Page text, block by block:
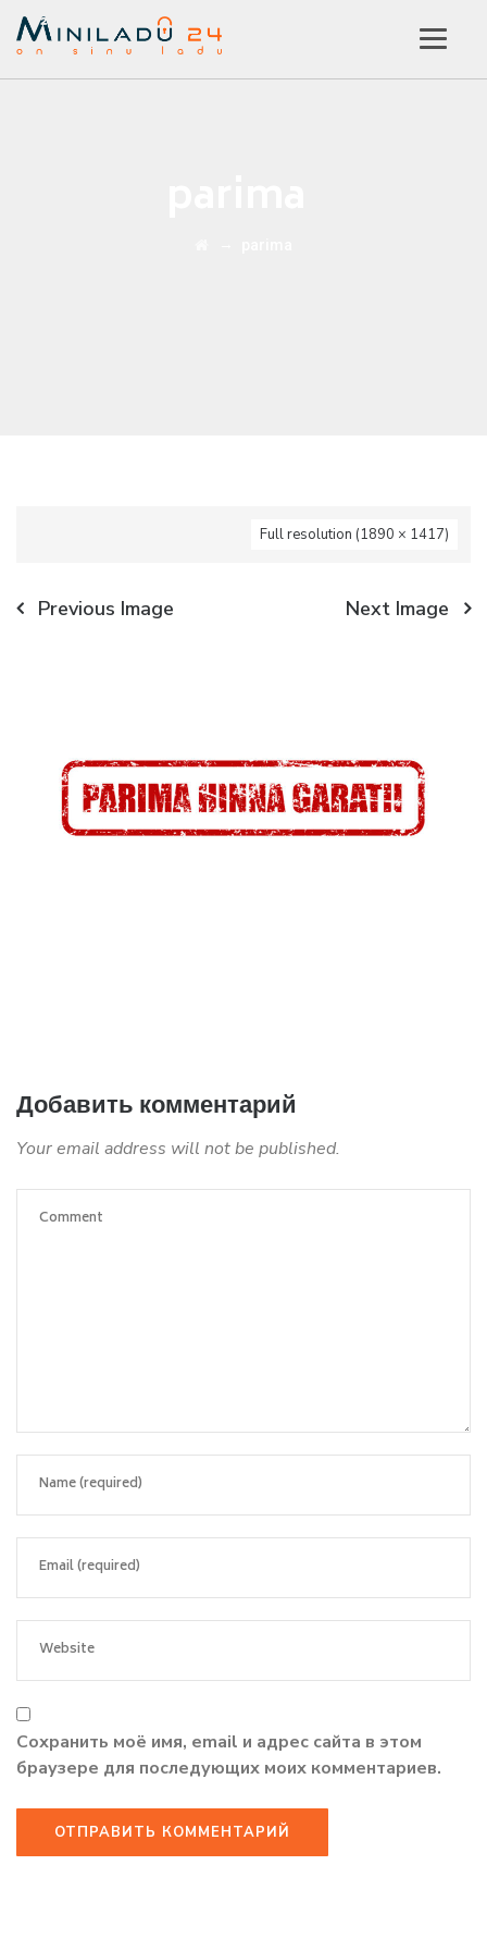
Full resolution (1890 × 1417)
Previous Image Next Image
Добавить комментарий
Your email address will not be published.
Сохранить моё имя, email и адрес сайта в этом
браузере для последующих моих комментариев.